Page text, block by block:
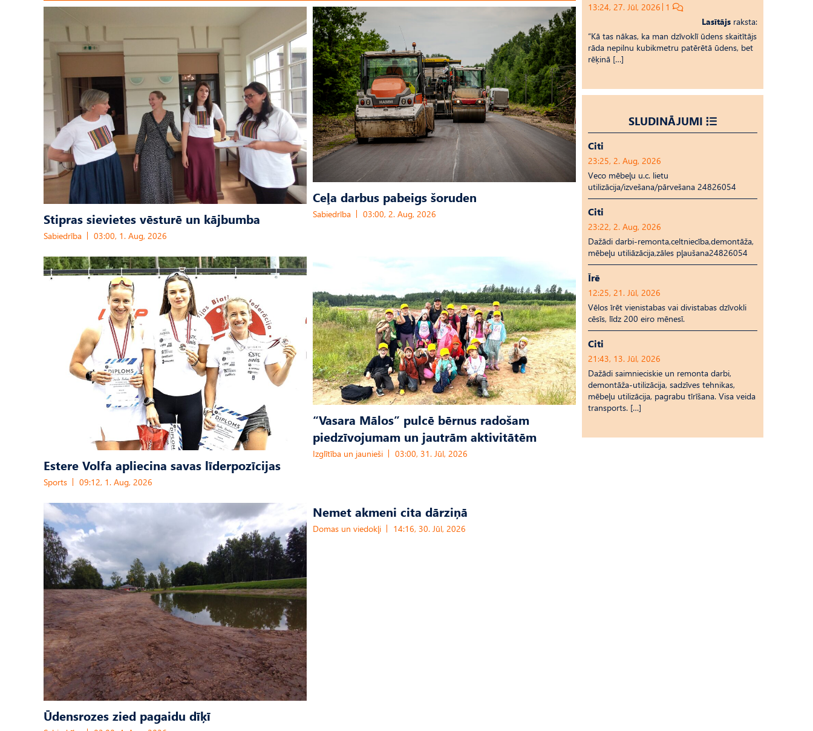
Stipras sievietes vēsturē un kājbumba
Sabiedrība 03:00, 1. Aug, 2026
Ceļa darbus pabeigs šoruden
Sabiedrība 03:00, 2. Aug, 2026
Estere Volfa apliecina savas līderpozīcijas
Sports 09:12, 1. Aug, 2026
“Vasara Mālos” pulcē bērnus radošam
piedzīvojumam un jautrām aktivitātēm
Izglītība un jaunieši 03:00, 31. Jūl, 2026
Ūdensrozes zied pagaidu dīķī
Nemet akmeni cita dārziņā
Domas un viedokļi 14:16, 30. Jūl, 2026
13:24, 27. Jūl, 2026 1
Lasītājs raksta:
“Kā tas nākas, ka man dzīvoklī ūdens skaitītājs
rāda nepilnu kubikmetru patērētā ūdens, bet
rēķinā […]
SLUDINĀJUMI
Citi
23:25, 2. Aug, 2026
Veco mēbeļu u.c. lietu
utilizācija/izvešana/pārvešana 24826054
Citi
23:22, 2. Aug, 2026
Dažādi darbi-remonta,celtniecība,demontāža,
mēbeļu utiliāzācija,zāles pļaušana24826054
Īrē
12:25, 21. Jūl, 2026
Vēlos īrēt vienistabas vai divistabas dzīvokli
cēsīs, līdz 200 eiro mēnesī.
Citi
21:43, 13. Jūl, 2026
Dažādi saimnieciskie un remonta darbi,
demontāža-utilizācija, sadzīves tehnikas,
mēbeļu utilizācija, pagrabu tīrīšana. Visa veida
transports. […]